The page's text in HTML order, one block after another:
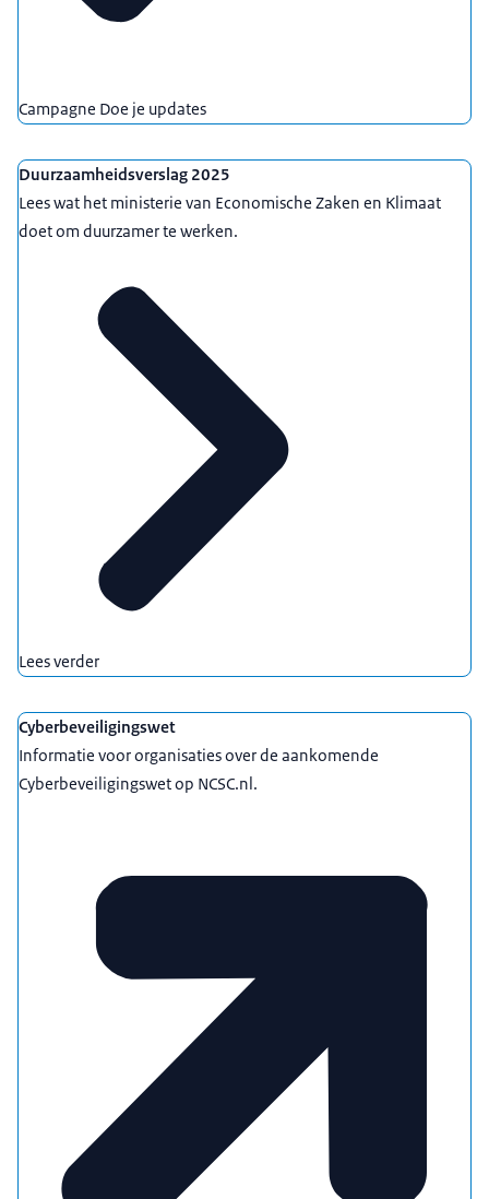
Campagne Doe je updates
Duurzaamheidsverslag 2025
Lees wat het ministerie van Economische Zaken en Klimaat
doet om duurzamer te werken.
Lees verder
Cyberbeveiligingswet
Informatie voor organisaties over de aankomende
Cyberbeveiligingswet op NCSC.nl.